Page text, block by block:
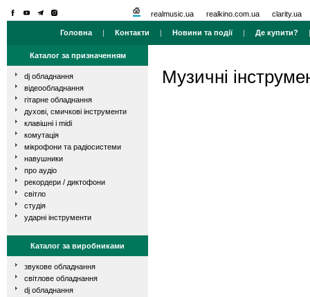
realmusic.ua realkino.com.ua clarity.ua
Головна | Контакти | Новини та події| Де купити?
Каталог за призначенням
dj обладнання
відеообладнання
гітарне обладнання
духові, смичкові інструменти
клавішні і midi
комутація
мікрофони та радіосистеми
навушники
про аудіо
рекордери / диктофони
світло
студія
ударні інструменти
Каталог за виробниками
звукове обладнання
світлове обладнання
dj обладнання
Музичні